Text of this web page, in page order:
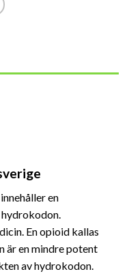
en
En opioid kallas
är en mindre potent
av hydrokodon.